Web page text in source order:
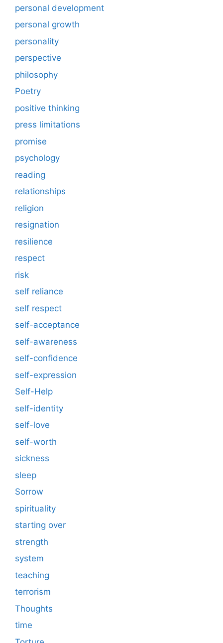
personal development
personal growth
personality
perspective
philosophy
Poetry
positive thinking
press limitations
promise
psychology
reading
relationships
religion
resignation
resilience
respect
risk
self reliance
self respect
self-acceptance
self-awareness
self-confidence
self-expression
Self-Help
self-identity
self-love
self-worth
sickness
sleep
Sorrow
spirituality
starting over
strength
system
teaching
terrorism
Thoughts
time